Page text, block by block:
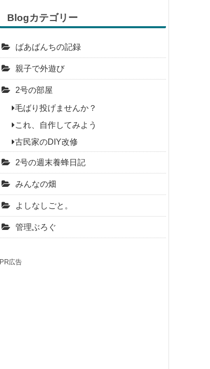
Blogカテゴリー
ばあばんちの記録
親子で外遊び
2号の部屋
毛ばり投げませんか？
これ、自作してみよう
古民家のDIY改修
2号の週末養蜂日記
みんなの畑
よしなしごと。
管理ぶろぐ
PR広告